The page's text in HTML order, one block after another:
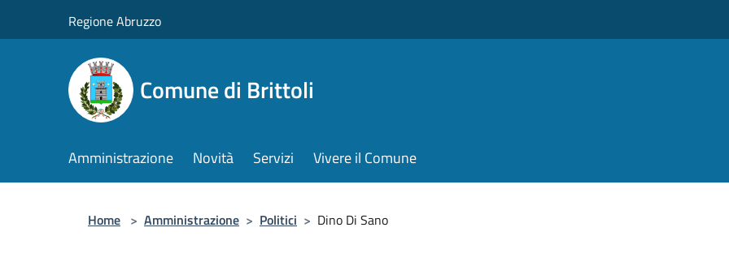
Regione Abruzzo
Comune di Brittoli
Amministrazione Novità Servizi Vivere il Comune
Home > Amministrazione > Politici > Dino Di Sano